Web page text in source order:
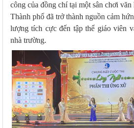
công của đồng chí tại một sân chơi văn
Thành phố đã trở thành nguồn cảm
lượng tích cực đến tập thể giáo viên
nhà trường.